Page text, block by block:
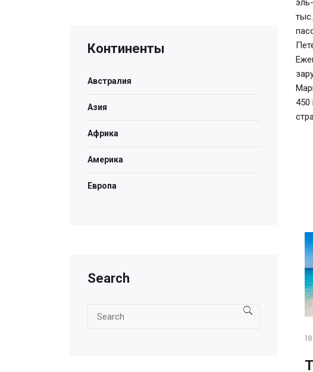
450
Континенты
Австралия
Азия
Африка
Америка
Европа
Search